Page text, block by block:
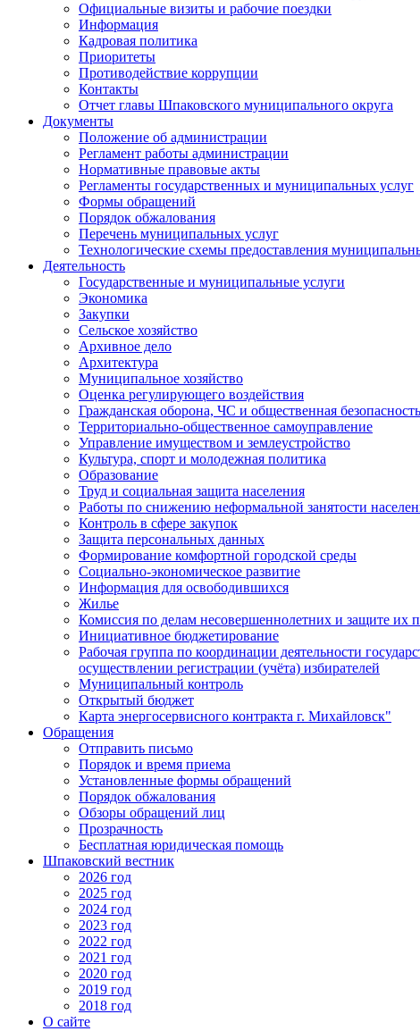
Официальные визиты и рабочие поездки
Информация
Кадровая политика
Приоритеты
Противодействие коррупции
Контакты
Отчет главы Шпаковского муниципального округа
Документы
Положение об администрации
Регламент работы администрации
Нормативные правовые акты
Регламенты государственных и муниципальных услуг
Формы обращений
Порядок обжалования
Перечень муниципальных услуг
Технологические схемы предоставления
Деятельность
Государственные и муниципальные услуги
Экономика
Закупки
Сельское хозяйство
Архивное дело
Архитектура
Муниципальное хозяйство
Оценка регулирующего воздействия
Гражданская оборона, ЧС и общественная безопасность
Территориально-общественное самоуправление
Управление имуществом и землеустройство
Культура, спорт и молодежная политика
Образование
Труд и социальная защита населения
Работы по снижению неформальной занятости
Контроль в сфере закупок
Защита персональных данных
Формирование комфортной городской среды
Социально-экономическое развитие
Информация для освободившихся
Жилье
Комиссия по делам несовершеннолетних и защите их
Инициативное бюджетирование
Рабочая группа по координации деятельности
осуществлении регистрации (учёта) избирателей
Муниципальный контроль
Открытый бюджет
Карта энергосервисного контракта г. Михайловск"
Обращения
Отправить письмо
Порядок и время приема
Установленные формы обращений
Порядок обжалования
Обзоры обращений лиц
Прозрачность
Бесплатная юридическая помощь
Шпаковский вестник
2026 год
2025 год
2024 год
2023 год
2022 год
2021 год
2020 год
2019 год
2018 год
О сайте